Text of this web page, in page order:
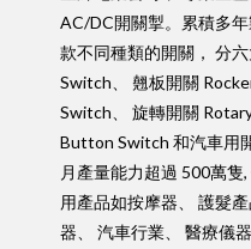
AC/DC開關掣。累積多
款不同種類的開關， 分
Switch、 翹板開關
Switch、 旋轉開關
Button Switch 和汽車用
月產量能力超過 500萬
用產品如按摩器、 護髮
器、 汽車行業、 醫療儀